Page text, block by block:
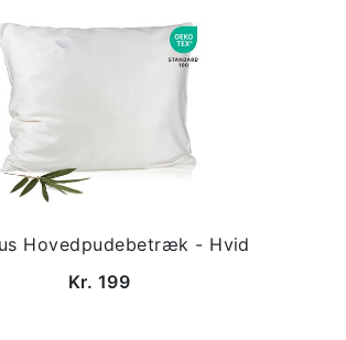
Hovedpudebetræk - Hvid
Kr. 199